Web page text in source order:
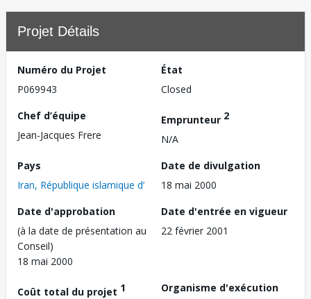
Projet Détails
Numéro du Projet
P069943
État
Closed
Chef d’équipe
Jean-Jacques Frere
Emprunteur 2
N/A
Pays
Iran, République islamique d’
Date de divulgation
18 mai 2000
Date d'approbation
(à la date de présentation au
Conseil)
18 mai 2000
Date d'entrée en vigueur
22 février 2001
Coût total du projet 1
Organisme d'exécution